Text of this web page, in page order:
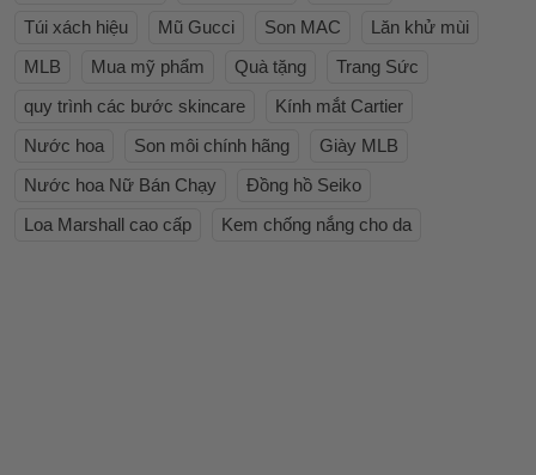
Túi xách hiệu Mũ Gucci Son MAC
Lăn khử mùi
MLB
Mua mỹ phẩm Quà tặng
Trang Sức
quy trình các bước skincare
Kính mắt Cartier
Nước hoa
Son môi chính hãng
Giày MLB
Nước hoa Nữ Bán Chạy
Đồng hồ Seiko
Loa Marshall cao cấp
Kem chống nắng cho da